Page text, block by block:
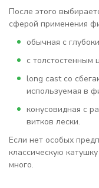
После этого
сферой применения
обычная с
с толстостенным
long cast со
используемая в
конусовидная с
витков лески.
Если нет особых
классическую
много.